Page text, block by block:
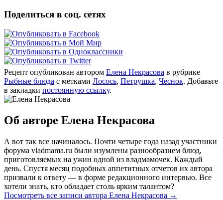
Поделиться в соц. сетях
Рецепт опубликован автором Елена Некрасова в рубрике
Рыбные блюда с метками Лосось, Петрушка, Чеснок. Добавьте
в закладки постоянную ссылку.
Об авторе Елена Некрасова
А вот так все начиналось. Почти четыре года назад участники
форума vladmama.ru были изумлены разнообразием блюд,
приготовляемых на ужин одной из владмамочек. Каждый
день. Спустя месяц подобных аппетитных отчетов их автора
призвали к ответу — в форме редакционного интервью. Все
хотели знать, кто обладает столь ярким талантом?
Посмотреть все записи автора Елена Некрасова →